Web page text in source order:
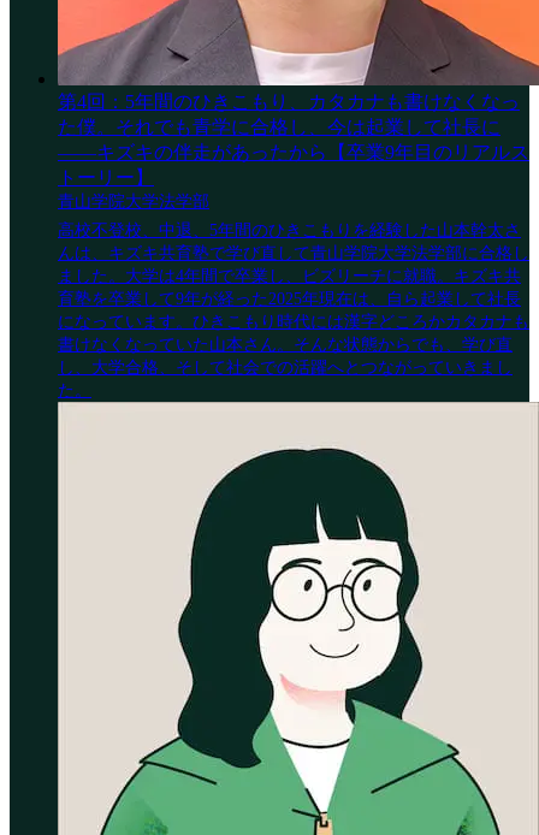
第4回：5年間のひきこもり、カタカナも書けなくなっ
た僕。それでも青学に合格し、今は起業して社長に
——キズキの伴走があったから【卒業9年目のリアルス
トーリー】
青山学院大学法学部
高校不登校、中退、5年間のひきこもりを経験した山本幹太さ
んは、キズキ共育塾で学び直して青山学院大学法学部に合格し
ました。大学は4年間で卒業し、ビズリーチに就職。キズキ共
育塾を卒業して9年が経った2025年現在は、自ら起業して社長
になっています。ひきこもり時代には漢字どころかカタカナも
書けなくなっていた山本さん。そんな状態からでも、学び直
し、大学合格、そして社会での活躍へとつながっていきまし
た。